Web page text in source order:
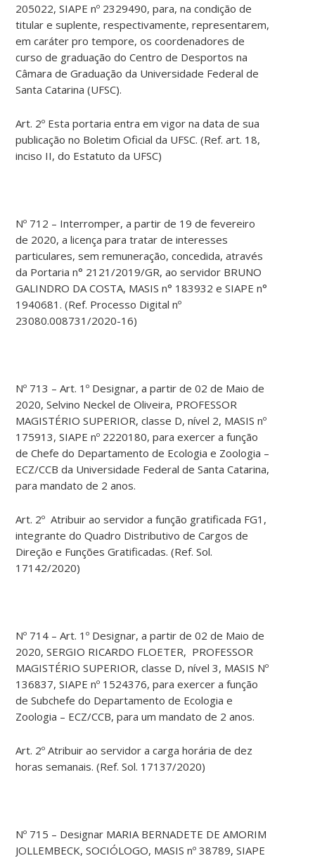
205022, SIAPE nº 2329490, para, na condição de
titular e suplente, respectivamente, representarem,
em caráter pro tempore, os coordenadores de
curso de graduação do Centro de Desportos na
Câmara de Graduação da Universidade Federal de
Santa Catarina (UFSC).
Art. 2º Esta portaria entra em vigor na data de sua
publicação no Boletim Oficial da UFSC. (Ref. art. 18,
inciso II, do Estatuto da UFSC)
Nº 712 – Interromper, a partir de 19 de fevereiro
de 2020, a licença para tratar de interesses
particulares, sem remuneração, concedida, através
da Portaria n° 2121/2019/GR, ao servidor BRUNO
GALINDRO DA COSTA, MASIS n° 183932 e SIAPE n°
1940681. (Ref. Processo Digital nº
23080.008731/2020-16)
Nº 713 – Art. 1º Designar, a partir de 02 de Maio de
2020, Selvino Neckel de Oliveira, PROFESSOR
MAGISTÉRIO SUPERIOR, classe D, nível 2, MASIS nº
175913, SIAPE nº 2220180, para exercer a função
de Chefe do Departamento de Ecologia e Zoologia –
ECZ/CCB da Universidade Federal de Santa Catarina,
para mandato de 2 anos.
Art. 2º Atribuir ao servidor a função gratificada FG1,
integrante do Quadro Distributivo de Cargos de
Direção e Funções Gratificadas. (Ref. Sol.
17142/2020)
Nº 714 – Art. 1º Designar, a partir de 02 de Maio de
2020, SERGIO RICARDO FLOETER, PROFESSOR
MAGISTÉRIO SUPERIOR, classe D, nível 3, MASIS Nº
136837, SIAPE nº 1524376, para exercer a função
de Subchefe do Departamento de Ecologia e
Zoologia – ECZ/CCB, para um mandato de 2 anos.
Art. 2º Atribuir ao servidor a carga horária de dez
horas semanais. (Ref. Sol. 17137/2020)
Nº 715 – Designar MARIA BERNADETE DE AMORIM
JOLLEMBECK, SOCIÓLOGO, MASIS nº 38789, SIAPE